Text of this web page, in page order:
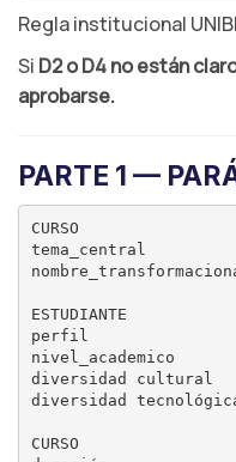
Regla institucional
Si D2 o D4 no están
aprobarse.
PARTE 1 —
CURSO
tema_central
ESTUDIANTE
perfil
nivel_academico
diversidad cultural
diversidad
CURSO